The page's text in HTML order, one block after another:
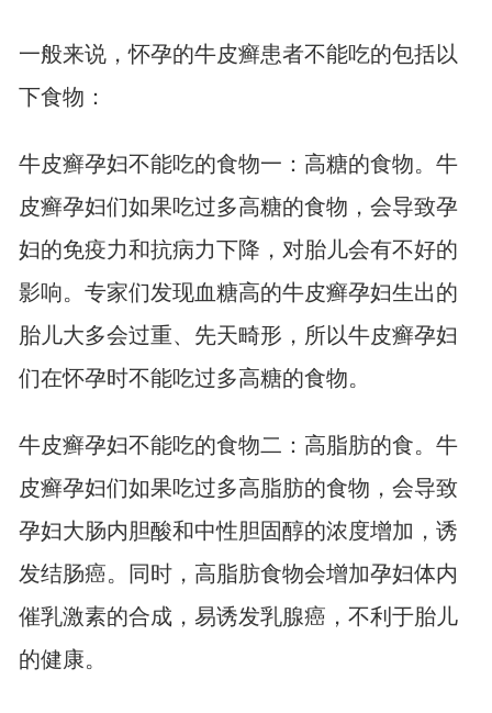
一般来说，怀孕的牛皮癣患者不能吃的包括以
下食物：
牛皮癣孕妇不能吃的食物一：高糖的食物。牛
皮癣孕妇们如果吃过多高糖的食物，会导致孕
妇的免疫力和抗病力下降，对胎儿会有不好的
影响。专家们发现血糖高的牛皮癣孕妇生出的
胎儿大多会过重、先天畸形，所以牛皮癣孕妇
们在怀孕时不能吃过多高糖的食物。
牛皮癣孕妇不能吃的食物二：高脂肪的食。牛
皮癣孕妇们如果吃过多高脂肪的食物，会导致
孕妇大肠内胆酸和中性胆固醇的浓度增加，诱
发结肠癌。同时，高脂肪食物会增加孕妇体内
催乳激素的合成，易诱发乳腺癌，不利于胎儿
的健康。